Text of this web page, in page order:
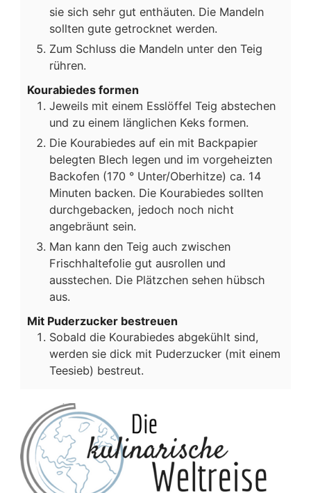
sie sich sehr gut enthäuten. Die Mandeln
sollten gute getrocknet werden.
Zum Schluss die Mandeln unter den Teig
rühren.
Kourabiedes formen
Jeweils mit einem Esslöffel Teig abstechen
und zu einem länglichen Keks formen.
Die Kourabiedes auf ein mit Backpapier
belegten Blech legen und im vorgeheizten
Backofen (170 ° Unter/Oberhitze) ca. 14
Minuten backen. Die Kourabiedes sollten
durchgebacken, jedoch noch nicht
angebräunt sein.
Man kann den Teig auch zwischen
Frischhaltefolie gut ausrollen und
ausstechen. Die Plätzchen sehen hübsch
aus.
Mit Puderzucker bestreuen
Sobald die Kourabiedes abgekühlt sind,
werden sie dick mit Puderzucker (mit einem
Teesieb) bestreut.